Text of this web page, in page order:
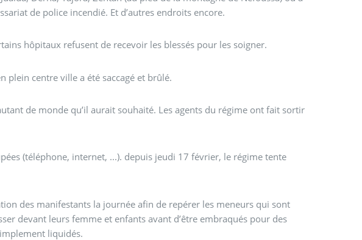
de police incendié. Et d’autres endroits encore.
hôpitaux refusent de recevoir les blessés pour les soigner.
plein centre ville a été saccagé et brûlé.
de monde qu’il aurait souhaité. Les agents du régime ont fait sortir
(téléphone, internet, ...). depuis jeudi 17 février, le régime tente
des manifestants la journée afin de repérer les meneurs qui sont
devant leurs femme et enfants avant d’être embraqués pour des
liquidés.